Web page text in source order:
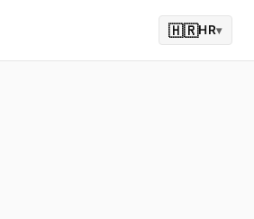
🇭🇷HR▾